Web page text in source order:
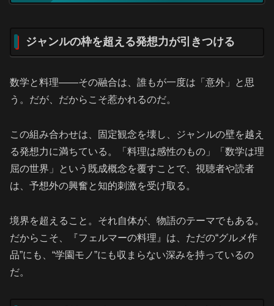
ジャンルの枠を超える発想力が引きつける
数学と料理――その融合は、誰もが一度は「意外」と思
う。だが、だからこそ惹かれるのだ。
この組み合わせは、固定観念を壊し、ジャンルの壁を越え
る発想力に満ちている。「料理は感性のもの」「数学は理
屈の世界」という既成概念を覆すことで、視聴者や読者
は、予想外の興奮と知的刺激を受け取る。
境界を超えること。それ自体が、物語のテーマでもある。
だからこそ、『フェルマーの料理』は、ただの“グルメ作
品”にも、“学園モノ”にも収まらない深みを持っているの
だ。